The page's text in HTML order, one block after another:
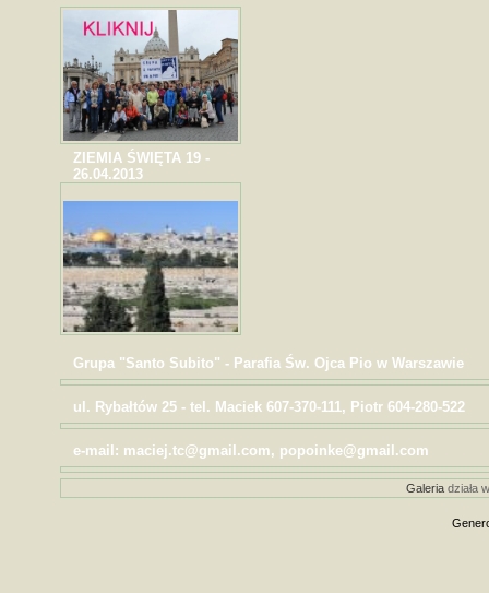
ZIEMIA ŚWIĘTA 19 -
26.04.2013
Grupa "Santo Subito" - Parafia Św. Ojca Pio w Warszawie
ul. Rybałtów 25 - tel. Maciek 607-370-111, Piotr 604-280-522
e-mail: maciej.tc@gmail.com, popoinke@gmail.com
Galeriadziała